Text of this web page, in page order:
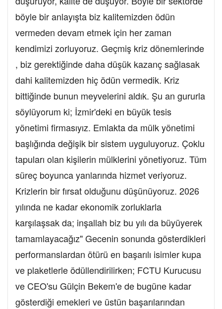
böyle bir anlayışta biz kalitemizden ödün
vermeden devam etmek için her zaman
kendimizi zorluyoruz. Geçmiş kriz dönemlerinde
, biz gerektiğinde daha düşük kazanç sağlasak
dahi kalitemizden hiç ödün vermedik. Kriz
bittiğinde bunun meyvelerini aldık. Şu an gururla
söylüyorum ki; İzmir'deki en büyük tesis
yönetimi firmasıyız. Emlakta da mülk yönetimi
başlığında değişik bir sistem uyguluyoruz. Çoklu
tapuları olan kişilerin mülklerini yönetiyoruz. Tüm
süreç boyunca yanlarında hizmet veriyoruz.
Krizlerin bir fırsat olduğunu düşünüyoruz. 2026
yılında ne kadar ekonomik zorluklarla
karşılaşsak da; inşallah biz bu yılı da büyüyerek
tamamlayacağız" Gecenin sonunda gösterdikleri
performanslardan ötürü en başarılı isimler kupa
ve plaketlerle ödüllendirilirken; FCTU Kurucusu
ve CEO'su Gülçin Bekem'e de bugüne kadar
gösterdiği emekleri ve üstün başarılarından